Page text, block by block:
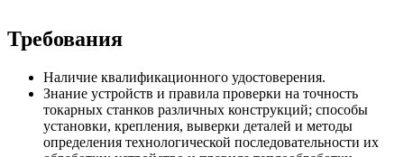
Требования
Наличие квалификационного удостоверения.
Знание устройств и правила проверки на точность
токарных станков различных конструкций; способы
установки, крепления, выверки деталей и методы
определения технологической последовательности их